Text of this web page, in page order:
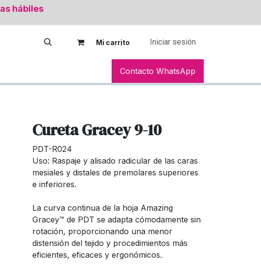
hábiles
Mi carrito Iniciar sesión
Contacto WhatsApp
Cureta Gracey 9-10
PDT-R024
Uso: Raspaje y alisado radicular de las caras
mesiales y distales de premolares superiores
e inferiores.
La curva continua de la hoja Amazing
Gracey™ de PDT se adapta cómodamente sin
rotación, proporcionando una menor
distensión del tejido y procedimientos más
eficientes, eficaces y ergonómicos.